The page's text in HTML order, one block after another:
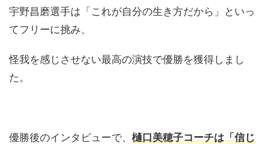
宇野昌磨選手は「これが自分の生き方だから」といっ
てフリーに挑み、
怪我を感じさせない最高の演技で優勝を獲得しまし
た。
優勝後のインタビューで、 樋口美穂子コーチは「信じ